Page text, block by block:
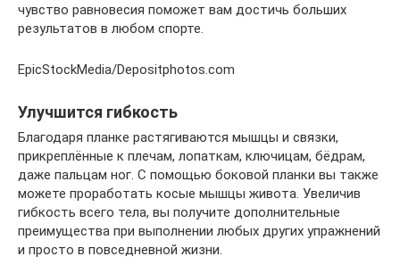
чувство равновесия поможет вам достичь больших
результатов в любом спорте.
EpicStockMedia/Depositphotos.com
Улучшится гибкость
Благодаря планке растягиваются мышцы и связки,
прикреплённые к плечам, лопаткам, ключицам, бёдрам,
даже пальцам ног. С помощью боковой планки вы также
можете проработать косые мышцы живота. Увеличив
гибкость всего тела, вы получите дополнительные
преимущества при выполнении любых других упражнений
и просто в повседневной жизни.